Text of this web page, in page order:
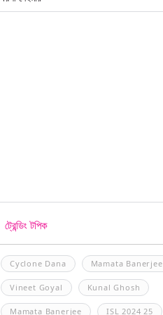
ট্রেন্ডিং টপিক
Cyclone Dana Mamata Banerjee
Vineet Goyal Kunal Ghosh
Mamata Banerjee ISL 2024 25